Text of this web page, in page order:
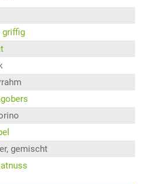
griffig
gemischt